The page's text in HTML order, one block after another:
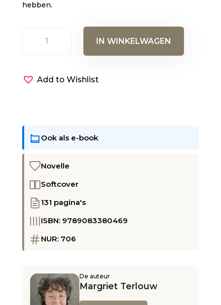
hebben.
IN WINKELWAGEN
Add to Wishlist
Ook als e-book
Novelle
Softcover
131 pagina's
ISBN: 9789083380469
NUR: 706
De auteur
Margriet Terlouw